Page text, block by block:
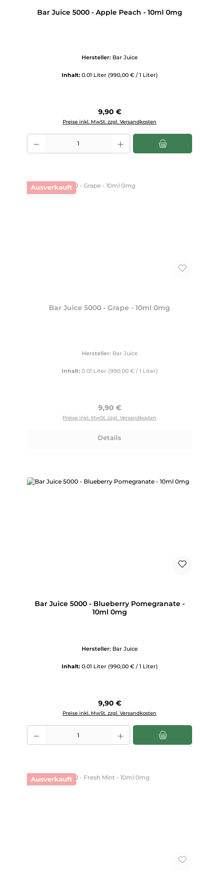
Bar Juice 5000 - Apple Peach - 10ml 0mg
Hersteller: Bar Juice
Inhalt: 0.01 Liter (990,00 € / 1 Liter)
Regulärer Preis:
9,90 €
Preise inkl. MwSt. zzgl. Versandkosten
Produkt Anzahl: Gib den gewünschten Wert ein oder benutze die
Ausverkauft
Bar Juice 5000 - Grape - 10ml 0mg
Hersteller: Bar Juice
Inhalt: 0.01 Liter (990,00 € / 1 Liter)
Regulärer Preis:
9,90 €
Preise inkl. MwSt. zzgl. Versandkosten
Details
Bar Juice 5000 - Blueberry Pomegranate -
10ml 0mg
Hersteller: Bar Juice
Inhalt: 0.01 Liter (990,00 € / 1 Liter)
Regulärer Preis:
9,90 €
Preise inkl. MwSt. zzgl. Versandkosten
Produkt Anzahl: Gib den gewünschten Wert ein oder benutze die
Ausverkauft